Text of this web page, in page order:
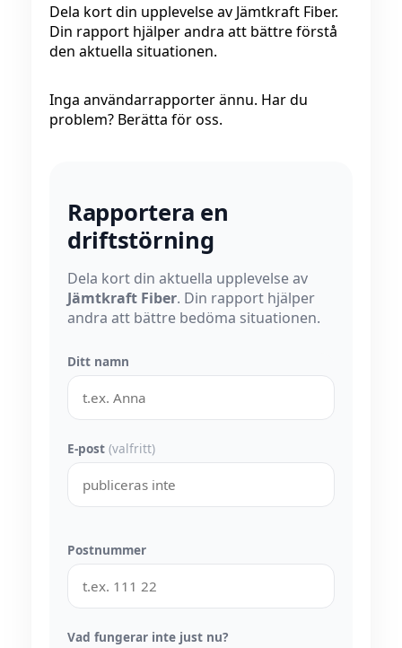
Dela kort din upplevelse av Jämtkraft Fiber.
Din rapport hjälper andra att bättre förstå
den aktuella situationen.
Inga användarrapporter ännu. Har du
problem? Berätta för oss.
Rapportera en
driftstörning
Dela kort din aktuella upplevelse av
Jämtkraft Fiber. Din rapport hjälper
andra att bättre bedöma situationen.
Ditt namn
E-post (valfritt)
Postnummer
Vad fungerar inte just nu?